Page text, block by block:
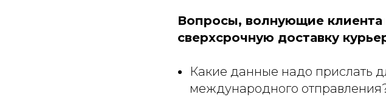
Вопросы, волнующие
сверхсрочную доставку
Какие данные надо прислать
международного